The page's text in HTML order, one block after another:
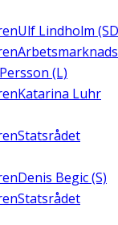
Ulf Lindholm
(L)
Katarina Luhr
Statsrådet
Denis Begic (S)
Statsrådet